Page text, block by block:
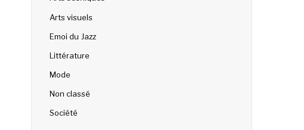
Arts visuels
Emoi du Jazz
Littérature
Mode
Non classé
Société